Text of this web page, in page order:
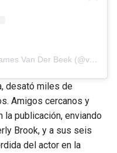
Una publicación compartida por James Van Der Beek (@vanderjames)
desató miles de
Amigos cercanos y
publicación, enviando
Brook, y a sus seis
del actor en la